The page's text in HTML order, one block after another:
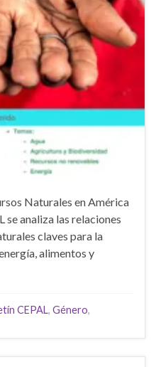
Naturales en América
se analiza las relaciones
claves para la
alimentos y
CEPAL, Género,